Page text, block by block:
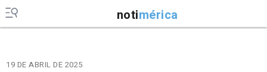
notimérica
19 DE ABRIL DE 2025